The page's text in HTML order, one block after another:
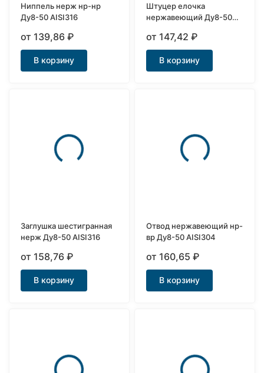
Ниппель нерж нр-нр
Ду8-50 AISI316
от 139,86₽
В корзину
Штуцер елочка
нержавеющий Ду8-50
от 147,42₽
В корзину
Заглушка шестигранная
нерж Ду8-50 AISI316
от 158,76₽
В корзину
Отвод нержавеющий нр-
вр Ду8-50 AISI304
от 160,65₽
В корзину